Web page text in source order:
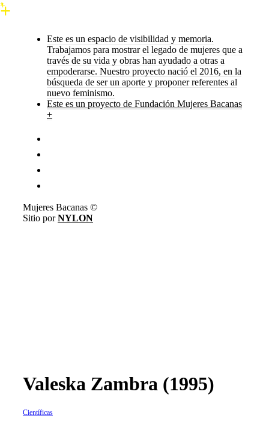
Este es un espacio de visibilidad y memoria.
Trabajamos para mostrar el legado de mujeres que a
través de su vida y obras han ayudado a otras a
empoderarse. Nuestro proyecto nació el 2016, en la
búsqueda de ser un aporte y proponer referentes al
nuevo feminismo.
Este es un proyecto de Fundación Mujeres Bacanas
+
Mujeres Bacanas ©
Sitio porNYLON
Valeska Zambra (1995)
Científicas